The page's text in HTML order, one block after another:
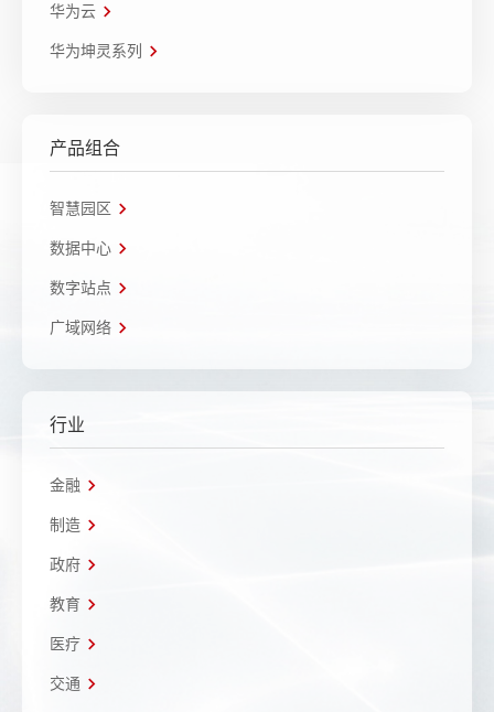
华为云
华为坤灵系列
产品组合
智慧园区
数据中心
数字站点
广域网络
行业
金融
制造
政府
教育
医疗
交通